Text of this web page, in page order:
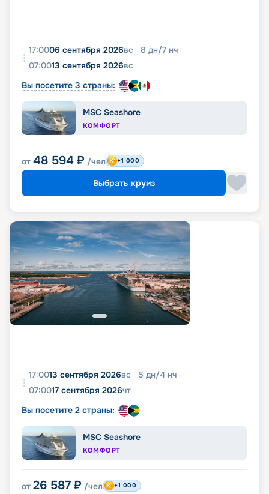
17:0006 сентября 2026вс 8 дн/7 нч
07:0013 сентября 2026вс
Вы посетите 3 страны:
MSC Seashore
КОМФОРТ
от 48 594 ₽ /чел +1 000
Выбрать круиз
17:0013 сентября 2026вс 5 дн/4 нч
07:0017 сентября 2026чт
Вы посетите 2 страны:
MSC Seashore
КОМФОРТ
от 26 587 ₽ /чел +1 000